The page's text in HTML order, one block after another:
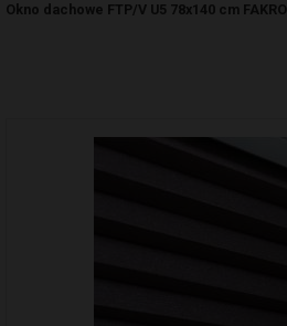
Okno dachowe FTP/V U5 78x140 cm FAKRO